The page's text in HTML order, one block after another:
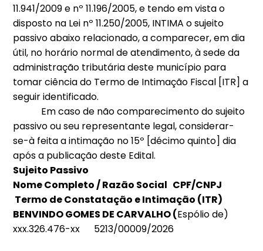
11.941/2009 e nº 11.196/2005, e tendo em vista o
disposto na Lei nº 11.250/2005, INTIMA o sujeito
passivo abaixo relacionado, a comparecer, em dia
útil, no horário normal de atendimento, à sede da
administração tributária deste município para
tomar ciência do Termo de Intimação Fiscal [ITR] a
seguir identificado.
Em caso de não comparecimento do sujeito
passivo ou seu representante legal, considerar-
se-à feita a intimação no 15º [décimo quinto] dia
após a publicação deste Edital.
Sujeito Passivo
Nome Completo / Razão Social CPF/CNPJ
Termo de Constatação e Intimação (ITR)
BENVINDO GOMES DE CARVALHO (Espólio de)
xxx.326.476-xx 5213/00009/2026